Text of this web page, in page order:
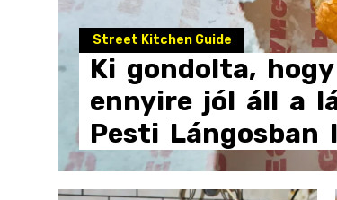
Street Kitchen Guide
Ki gondolta, hogy
ennyire jól áll a
Pesti Lángosban